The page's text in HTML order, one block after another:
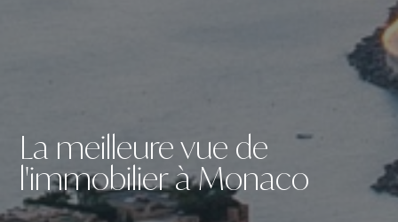
La meilleure vue de
l'immobilier à Monaco